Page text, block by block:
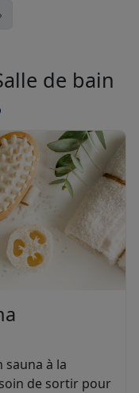
›
de bain
sauna à la
de sortir pour